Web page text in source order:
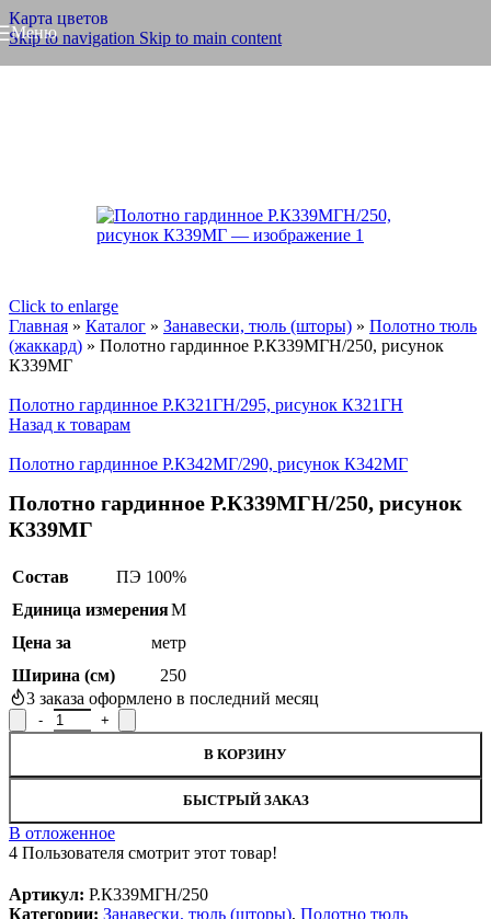
Карта цветов
Skip to navigation Skip to main content
Меню
Click to enlarge
Главная » Каталог » Занавески, тюль (шторы) » Полотно тюль
(жаккард) » Полотно гардинное Р.К339МГН/250, рисунок
К339МГ
Полотно гардинное Р.К321ГН/295, рисунок К321ГН
Назад к товарам
Полотно гардинное Р.К342МГ/290, рисунок К342МГ
Полотно гардинное Р.К339МГН/250, рисунок
К339МГ
Состав
ПЭ 100%
Единица измеренияМ
Цена за
метр
Ширина (см)
250
3 заказа оформлено в последний месяц
Количество товара Полотно гардинное Р.К339МГН/250,
В КОРЗИНУ
БЫСТРЫЙ ЗАКАЗ
В отложенное
4 Пользователя смотрит этот товар!
Артикул: Р.К339МГН/250
Категории: Занавески, тюль (шторы), Полотно тюль